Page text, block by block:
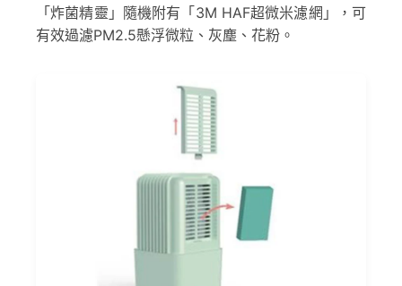
「炸菌精靈」隨機附有「3M HAF超微米濾網」，可
有效過濾PM2.5懸浮微粒、灰塵、花粉。